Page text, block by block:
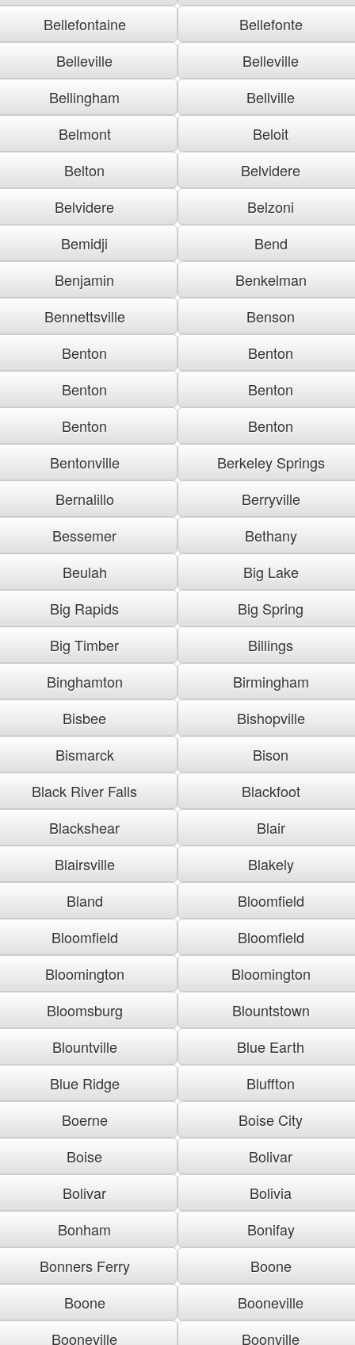
Bellefontaine
Bellefonte
Belleville
Belleville
Bellingham
Bellville
Belmont
Beloit
Belton
Belvidere
Belvidere
Belzoni
Bemidji
Bend
Benjamin
Benkelman
Bennettsville
Benson
Benton
Benton
Benton
Benton
Benton
Benton
Bentonville
Berkeley Springs
Bernalillo
Berryville
Bessemer
Bethany
Beulah
Big Lake
Big Rapids
Big Spring
Big Timber
Billings
Binghamton
Birmingham
Bisbee
Bishopville
Bismarck
Bison
Black River Falls
Blackfoot
Blackshear
Blair
Blairsville
Blakely
Bland
Bloomfield
Bloomfield
Bloomfield
Bloomington
Bloomington
Bloomsburg
Blountstown
Blountville
Blue Earth
Blue Ridge
Bluffton
Boerne
Boise City
Boise
Bolivar
Bolivar
Bolivia
Bonham
Bonifay
Bonners Ferry
Boone
Boone
Booneville
Booneville
Boonville